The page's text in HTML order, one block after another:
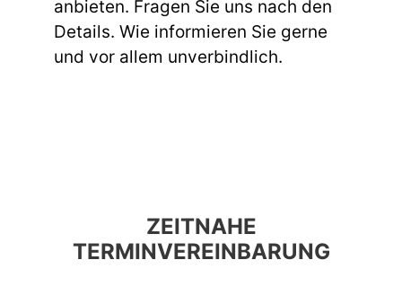
anbieten. Fragen Sie uns nach den
Details. Wie informieren Sie gerne
und vor allem unverbindlich.
ZEITNAHE
TERMINVEREINBARUNG